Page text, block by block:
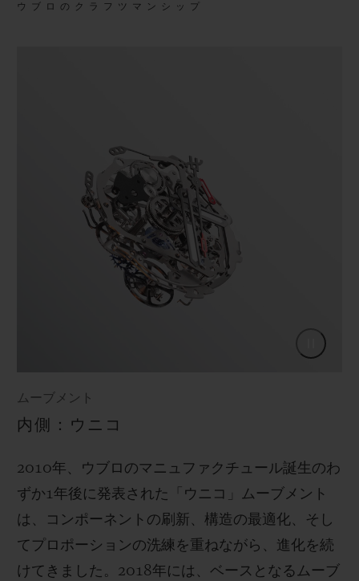
ウブロのクラフツマンシップ
ムーブメント
内側：ウニコ
2010年、ウブロのマニュファクチュール誕生のわ
ずか1年後に発表された「ウニコ」ムーブメント
は、コンポーネントの刷新、構造の最適化、そし
てプロポーションの洗練を重ねながら、進化を続
けてきました。2018年には、ベースとなるムーブ